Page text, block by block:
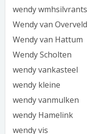
wendy wmhsilvrants
Wendy van Overveld
Wendy van Hattum
Wendy Scholten
wendy vankasteel
wendy kleine
wendy vanmulken
wendy Hamelink
wendy vis